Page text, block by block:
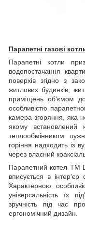
Парапетні газові
Парапетні котли
водопостачання
поверхів згідно з
житлових будинків,
приміщень об'ємом
особливістю
камера згоряння, яка
якому встановлений
теплообмінником
горіння надходить із
через власний
Парапетний котел ТМ
вписується в інтер'єр
Характерною
універсальність їх
зручність під час
ергономічний дизайн.